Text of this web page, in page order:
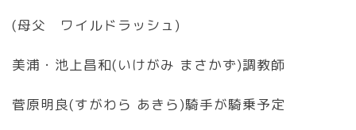
(母父 ワイルドラッシュ)
美浦・池上昌和(いけがみ まさかず)調教師
菅原明良(すがわら あきら)騎手が騎乗予定